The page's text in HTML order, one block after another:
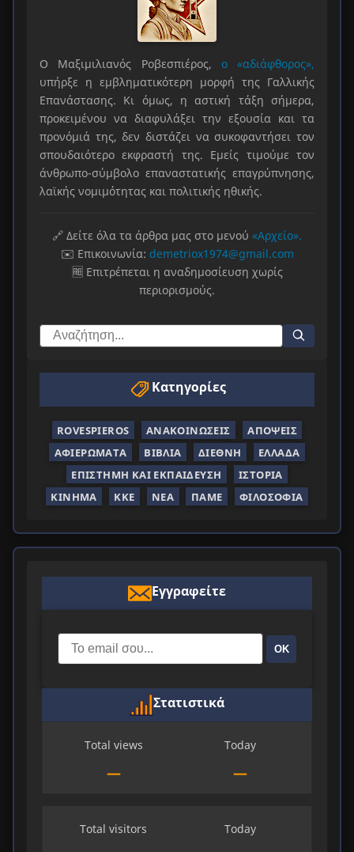
Ο Μαξιμιλιανός Ροβεσπιέρος, ο «αδιάφθορος»,
υπήρξε η εμβληματικότερη μορφή της Γαλλικής
Επανάστασης. Κι όμως, η αστική τάξη σήμερα,
προκειμένου να διαφυλάξει την εξουσία και τα
προνόμιά της, δεν διστάζει να συκοφαντήσει τον
σπουδαιότερο εκφραστή της. Εμείς τιμούμε τον
άνθρωπο-σύμβολο επαναστατικής επαγρύπνησης,
λαϊκής νομιμότητας και πολιτικής ηθικής.
🔗 Δείτε όλα τα άρθρα μας στο μενού «Αρχείο».
✉️ Επικοινωνία: demetriox1974@gmail.com
🆓 Επιτρέπεται η αναδημοσίευση χωρίς
περιορισμούς.
Κατηγορίες
ROVESPIEROS ΑΝΑΚΟΙΝΏΣΕΙΣ
ΑΠΌΨΕΙΣ
ΑΦΙΕΡΏΜΑΤΑ
ΒΙΒΛΊΑ ΔΙΕΘΝΉ
ΕΛΛΆΔΑ
ΕΠΙΣΤΉΜΗ ΚΑΙ ΕΚΠΑΊΔΕΥΣΗ
ΙΣΤΟΡΊΑ
ΚΊΝΗΜΑ
ΚΚΕ ΝΈΑ ΠΑΜΕ ΦΙΛΟΣΟΦΊΑ
Εγγραφείτε
ΟΚ
Στατιστικά
Total views
—
Today
—
Total visitors Today